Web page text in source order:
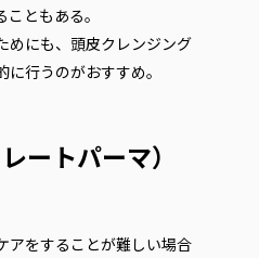
こともある。
めにも、頭皮クレンジング
に行うのがおすすめ。
ートパーマ）
アをすることが難しい場合